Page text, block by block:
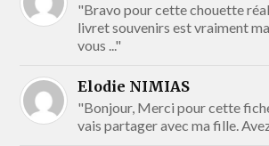
"Bravo pour cette chouette
livret souvenirs est vraiment
vous ..."
Elodie NIMIAS
"Bonjour, Merci pour cette
vais partager avec ma fille.